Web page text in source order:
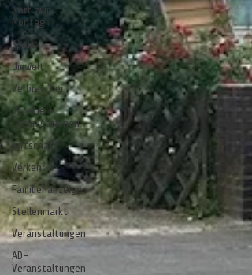
Wort zum
Montag
Sport
Umwelt
Verbraucher
Vereine +
Organisationen
Wirtschaft
Verkehr
Familienanzeigen
Stellenmarkt
Veranstaltungen
AD-
Veranstaltungen